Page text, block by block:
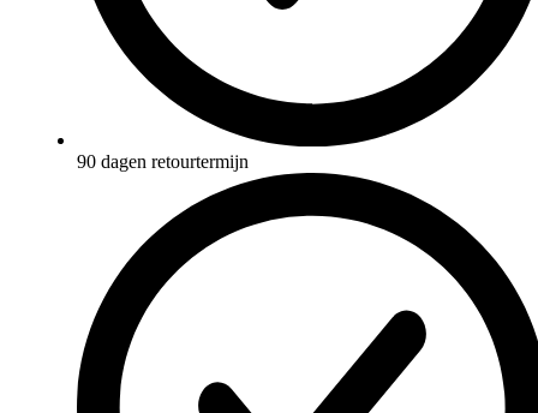
90 dagen retourtermijn